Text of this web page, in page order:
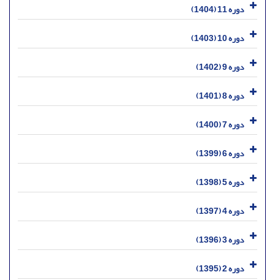
دوره 11 (1404)
دوره 10 (1403)
دوره 9 (1402)
دوره 8 (1401)
دوره 7 (1400)
دوره 6 (1399)
دوره 5 (1398)
دوره 4 (1397)
دوره 3 (1396)
دوره 2 (1395)